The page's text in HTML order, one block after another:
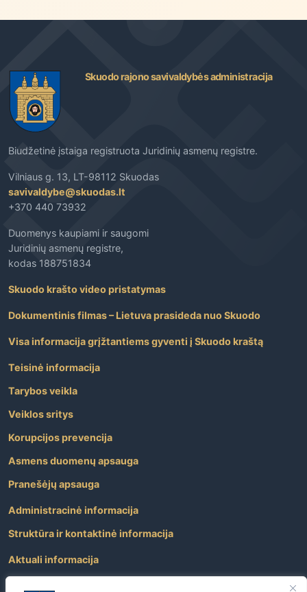
Skuodo rajono savivaldybės administracija
Biudžetinė įstaiga registruota Juridinių asmenų registre.
Vilniaus g. 13, LT-98112 Skuodas
savivaldybe@skuodas.lt
+370 440 73932
Duomenys kaupiami ir saugomi
Juridinių asmenų registre,
kodas 188751834
Skuodo krašto video pristatymas
Dokumentinis filmas – Lietuva prasideda nuo Skuodo
Visa informacija grįžtantiems gyventi į Skuodo kraštą
Teisinė informacija
Tarybos veikla
Veiklos sritys
Korupcijos prevencija
Asmens duomenų apsauga
Pranešėjų apsauga
Administracinė informacija
Struktūra ir kontaktinė informacija
Aktuali informacija